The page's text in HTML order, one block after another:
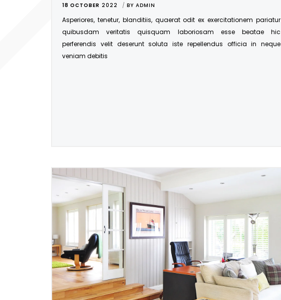
18 OCTOBER 2022 BY ADMIN
Asperiores, tenetur, blanditiis, quaerat odit ex exercitationem pariatur
quibusdam veritatis quisquam laboriosam esse beatae hic
perferendis velit deserunt soluta iste repellendus officia in neque
veniam debitis